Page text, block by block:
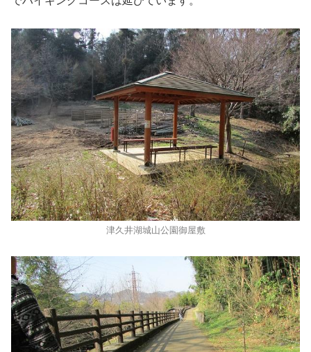
津久井湖城山公園御屋敷